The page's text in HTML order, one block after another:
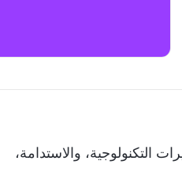
التكنولوجية، والاستدامة،